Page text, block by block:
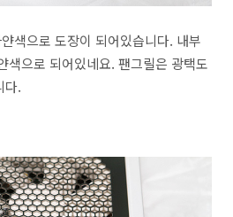
색으로 도장이 되어있습니다. 내부
색으로 되어있네요. 팬그릴은 광택도
다.